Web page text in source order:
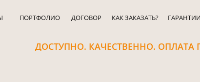
ПОРТФОЛИО ДОГОВОР КАК ЗАКАЗАТЬ? ГАРАНТИИ
ДОСТУПНО. КАЧЕСТВЕННО. ОПЛАТА